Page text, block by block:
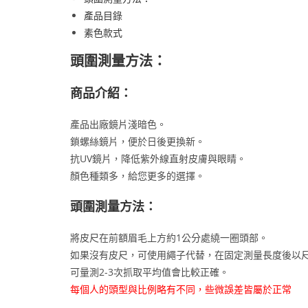
產品目錄
素色款式
頭圍測量方法：
商品介紹：
產品出廠鏡片淺暗色。
鎖螺絲鏡片，便於日後更換新。
抗UV鏡片，降低紫外線直射皮膚與眼睛。
顏色種類多，給您更多的選擇。
頭圍測量方法：
將皮尺在前額眉毛上方約1公分處繞一圈頭部。
如果沒有皮尺，可使用繩子代替，在固定測量長度後以
可量測2-3次抓取平均值會比較正確。
每個人的頭型與比例略有不同，些微誤差皆屬於正常